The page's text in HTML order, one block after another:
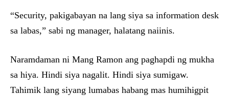
“Security, pakigabayan na lang siya sa information desk
sa labas,” sabi ng manager, halatang naiinis.
Naramdaman ni Mang Ramon ang paghapdi ng mukha
sa hiya. Hindi siya nagalit. Hindi siya sumigaw.
Tahimik lang siyang lumabas habang mas humihigpit